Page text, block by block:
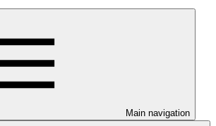
Main navigation